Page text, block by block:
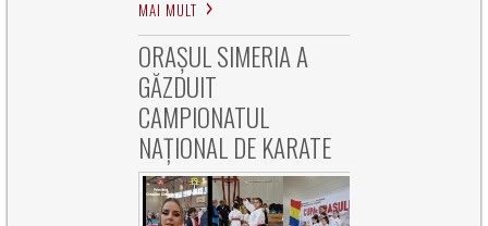
MAI MULT
ORAȘUL SIMERIA A
GĂZDUIT
CAMPIONATUL
NAȚIONAL DE KARATE